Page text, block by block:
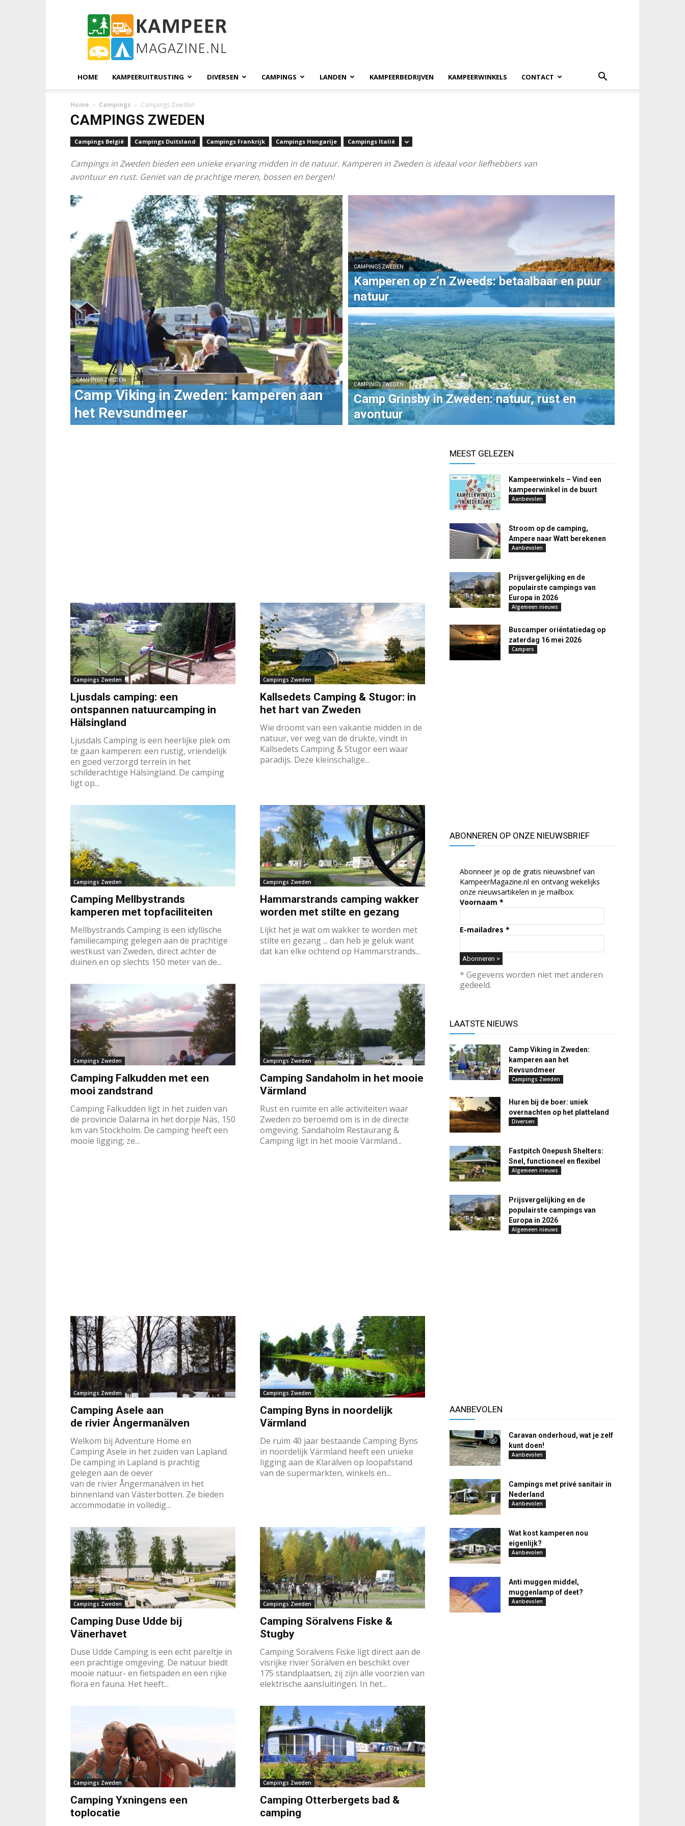
KampeerMagazine
HOME KAMPEERUITRUSTING DIVERSEN CAMPINGS LANDEN KAMPEERBEDRIJVEN KAMPEERWINKELS CONTACT
Home Campings Campings Zweden
CAMPINGS ZWEDEN
Campings België Campings Duitsland Campings Frankrijk Campings Hongarije Campings Italië
Campings in Zweden bieden een unieke ervaring midden in de natuur. Kamperen in Zweden is ideaal voor liefhebbers van
avontuur en rust. Geniet van de prachtige meren, bossen en bergen!
CAMPINGS ZWEDEN
Camp Viking in Zweden: kamperen aan
het Revsundmeer
CAMPINGS ZWEDEN
Kamperen op z’n Zweeds: betaalbaar en puur
natuur
CAMPINGS ZWEDEN
Camp Grinsby in Zweden: natuur, rust en
avontuur
Campings Zweden
Ljusdals camping: een
ontspannen natuurcamping in
Hälsingland
Ljusdals Camping is een heerlijke plek om
te gaan kamperen: een rustig, vriendelijk
en goed verzorgd terrein in het
schilderachtige Hälsingland. De camping
ligt op...
Campings Zweden
Kallsedets Camping & Stugor: in
het hart van Zweden
Wie droomt van een vakantie midden in de
natuur, ver weg van de drukte, vindt in
Kallsedets Camping & Stugor een waar
paradijs. Deze kleinschalige...
Campings Zweden
Camping Mellbystrands
kamperen met topfaciliteiten
Mellbystrands Camping is een idyllische
familiecamping gelegen aan de prachtige
westkust van Zweden, direct achter de
duinen en op slechts 150 meter van de...
Campings Zweden
Hammarstrands camping wakker
worden met stilte en gezang
Lijkt het je wat om wakker te worden met
stilte en gezang ... dan heb je geluk want
dat kan elke ochtend op Hammarstrands...
Campings Zweden
​Camping Falkudden met een
mooi zandstrand
Camping Falkudden ligt in het zuiden van
de provincie Dalarna in het dorpje Näs, 150
km van Stockholm. De camping heeft een
mooie ligging; ze...
Campings Zweden
Camping Sandaholm in het mooie
Värmland
Rust en ruimte en alle activiteiten waar
Zweden zo beroemd om is in de directe
omgeving. Sandaholm Restaurang &
Camping ligt in het mooie Värmland...
Campings Zweden
Camping Asele aan
de rivier Ångermanälven
Welkom bij Adventure Home en
Camping Asele in het zuiden van Lapland.
De camping in Lapland is prachtig
gelegen aan de oever
van de rivier Ångermanälven in het
binnenland van Västerbotten. Ze bieden
accommodatie in volledig...
Campings Zweden
Camping Byns in noordelijk
Värmland
De ruim 40 jaar bestaande Camping Byns
in noordelijk Värmland heeft een unieke
ligging aan de Klarälven op loopafstand
van de supermarkten, winkels en...
Campings Zweden
Camping Duse Udde bij
Vänerhavet
Duse Udde Camping is een echt pareltje in
een prachtige omgeving. De natuur biedt
mooie natuur- en fietspaden en een rijke
flora en fauna. Het heeft...
Campings Zweden
Camping Söralvens Fiske &
Stugby
Camping Söralvens Fiske ligt direct aan de
visrijke rivier Sörälven en beschikt over
175 standplaatsen, zij zijn alle voorzien van
elektrische aansluitingen. In het...
Campings Zweden
Camping Yxningens een
toplocatie
Campings Zweden
Camping Otterbergets bad &
camping
MEEST GELEZEN
Kampeerwinkels – Vind een
kampeerwinkel in de buurt
Aanbevolen
Stroom op de camping,
Ampere naar Watt berekenen
Aanbevolen
Prijsvergelijking en de
populairste campings van
Europa in 2026
Algemeen nieuws
Buscamper oriëntatiedag op
zaterdag 16 mei 2026
Campers
ABONNEREN OP ONZE NIEUWSBRIEF
Abonneer je op de gratis nieuwsbrief van
KampeerMagazine.nl en ontvang wekelijks
onze nieuwsartikelen in je mailbox.
Voornaam *
E-mailadres *
* Gegevens worden niet met anderen
gedeeld.
LAATSTE NIEUWS
Camp Viking in Zweden:
kamperen aan het
Revsundmeer
Campings Zweden
Huren bij de boer: uniek
overnachten op het platteland
Diversen
Fastpitch Onepush Shelters:
Snel, functioneel en flexibel
Algemeen nieuws
Prijsvergelijking en de
populairste campings van
Europa in 2026
Algemeen nieuws
AANBEVOLEN
Caravan onderhoud, wat je zelf
kunt doen!
Aanbevolen
Campings met privé sanitair in
Nederland
Aanbevolen
Wat kost kamperen nou
eigenlijk?
Aanbevolen
Anti muggen middel,
muggenlamp of deet?
Aanbevolen